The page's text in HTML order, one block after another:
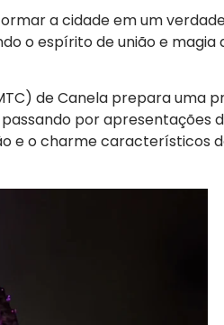
a cidade em um
o espírito de união e magia
de Canela prepara uma
por apresentações
e o charme característicos